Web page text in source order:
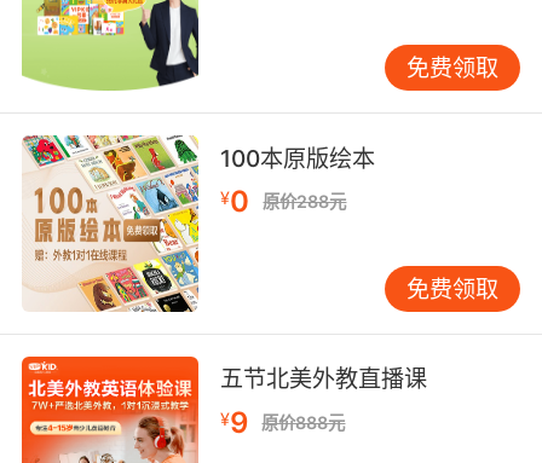
把控制装置关了 免得他逃出来
9. Nor the power if you have disabled the
也没电源了 如果你关了核心的话
免费领取
100本原版绘本
¥0 原价288元
免费领取
五节北美外教直播课
¥9 原价888元